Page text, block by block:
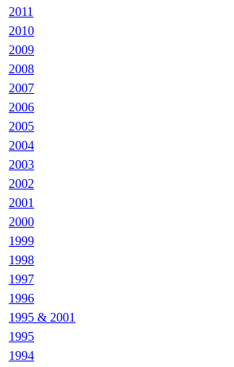
2011
2010
2009
2008
2007
2006
2005
2004
2003
2002
2001
2000
1999
1998
1997
1996
1995 & 2001
1995
1994